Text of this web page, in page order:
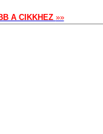
A CIKKHEZ »»